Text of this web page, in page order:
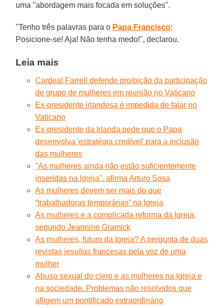
uma "abordagem mais focada em soluções".
"Tenho três palavras para o Papa Francisco:
Posicione-se! Aja! Não tenha medo!", declarou.
Leia mais
Cardeal Farrell defende proibição da participação
de grupo de mulheres em reunião no Vaticano
Ex-presidente irlandesa é impedida de falar no
Vaticano
Ex-presidente da Irlanda pede que o Papa
desenvolva 'estratégia credível' para a inclusão
das mulheres
"As mulheres ainda não estão suficientemente
inseridas na Igreja". afirma Arturo Sosa
As mulheres devem ser mais do que
“trabalhadoras temporárias” na Igreja
As mulheres e a complicada reforma da Igreja,
segundo Jeannine Gramick
As mulheres, futuro da Igreja? A pergunta de duas
revistas jesuítas francesas pela voz de uma
mulher
Abuso sexual do clero e as mulheres na Igreja e
na sociedade. Problemas não resolvidos que
afligem um pontificado extraordinário